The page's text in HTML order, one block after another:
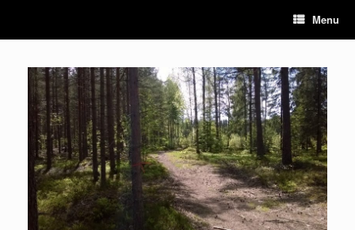
content
Menu